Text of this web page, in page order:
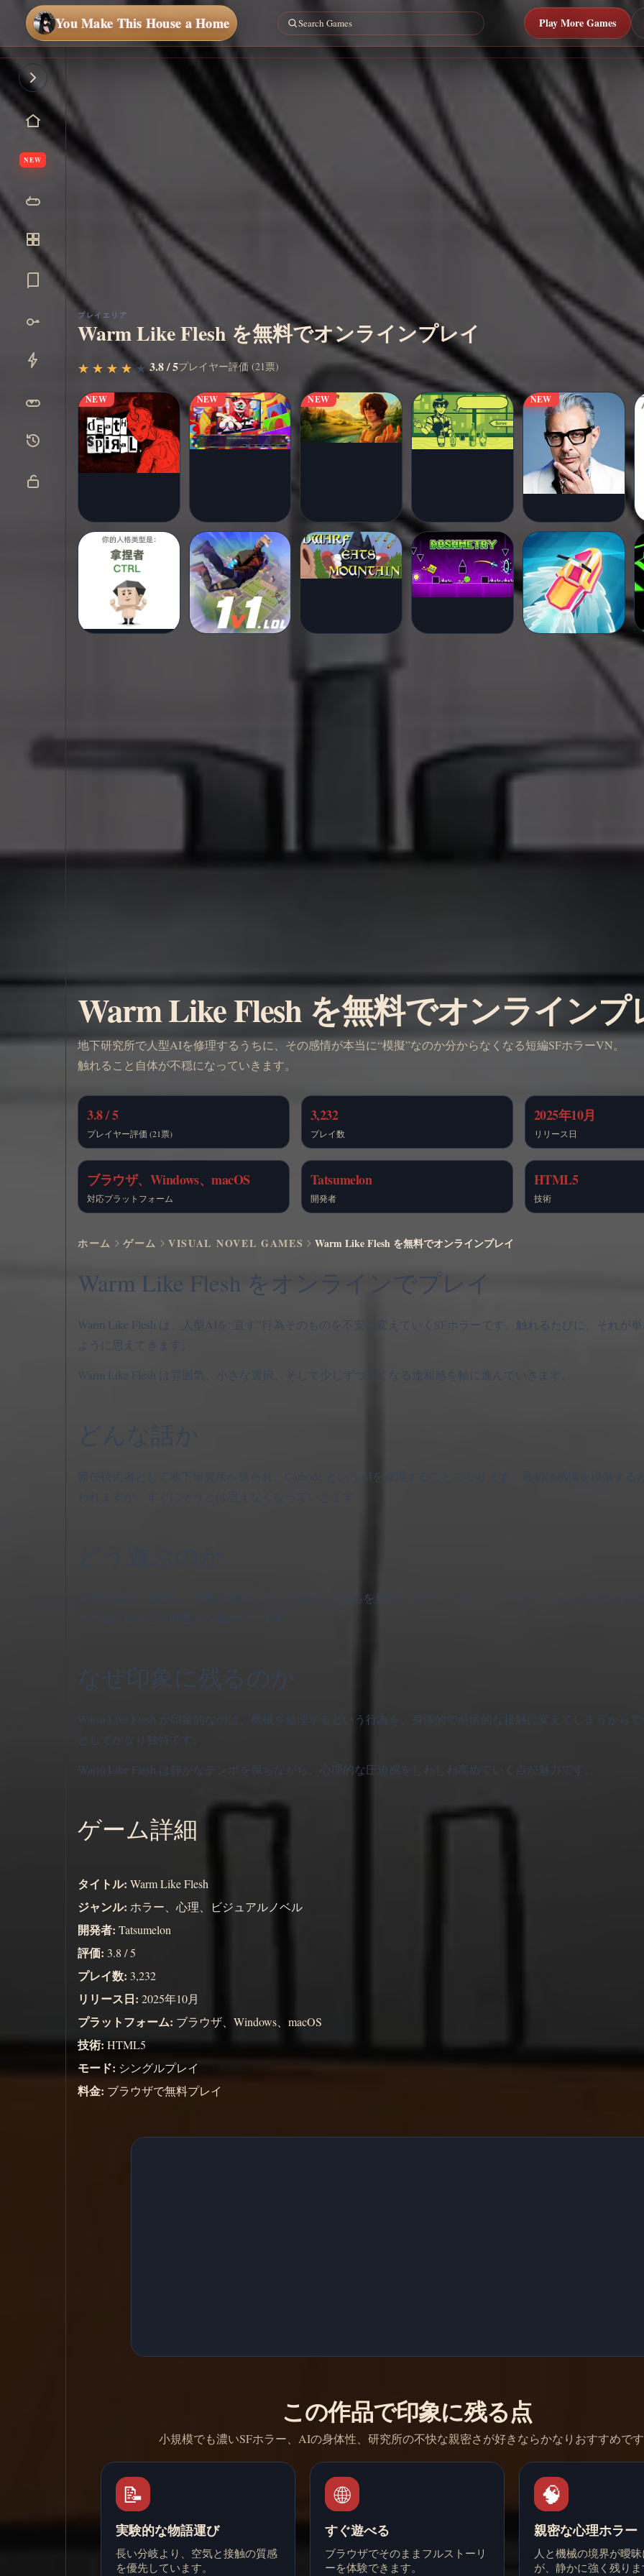
You Make This House a Home Play More Games
NEW
今すぐ
プレイ
プレイエリア
Warm Like Flesh を無料でオンラインプレイ
★
★ ★
★ ★
★ ★
★★
★3.8 / 5プレイヤー評価 (21票)
NEW NEW NEW NEW
Warm Like Flesh を無料でオンラインプ
地下研究所で人型AIを修理するうちに、その感情が本当に“模擬”なのか分からなくなる短編SFホラーVN。
触れること自体が不穏になっていきます。
3.8 / 5
プレイヤー評価 (21票)
3,232
プレイ数
2025年10月
リリース日
ブラウザ、Windows、macOS
対応プラットフォーム
Tatsumelon
開発者
HTML5
技術
ホーム ゲーム VISUAL NOVEL GAMES Warm Like Flesh を無料でオンラインプレイ
Warm Like Flesh をオンラインでプレイ
Warm Like Flesh は、人型AIを“直す”行為そのものを不安に変えていくSFホラーです。触れるたびに、それが
ように思えてきます。
Warm Like Flesh は雰囲気、小さな選択、そして少しずつ強くなる違和感を軸に進んでいきます。
新任技術者として地下研究所へ送られ、Cathode というAIを修理することになります。最初は感情を模倣する
文章を読み、点検し、手順を進めながら Cathode の反応を見ていきます。軽いインタラクションしかありま
なぜ印象に残るのか
Warm Like Flesh が印象的なのは、機械を修理するという行為を、身体的で感情的な接触に変えてしまうから
としてかなり独特です。
Warm Like Flesh は静かなテンポを保ちながら、心理的な圧迫感をじわじわ高めていく点が魅力です。
ゲーム詳細
タイトル: Warm Like Flesh
ジャンル: ホラー、心理、ビジュアルノベル
開発者: Tatsumelon
評価: 3.8 / 5
プレイ数: 3,232
リリース日: 2025年10月
プラットフォーム: ブラウザ、Windows、macOS
技術: HTML5
モード: シングルプレイ
料金: ブラウザで無料プレイ
この作品で印象に残る点
小規模でも濃いSFホラー、AIの身体性、研究所の不快な親密さが好きならかなりおすすめで
📝
実験的な物語運び
長い分岐より、空気と接触の質感
を優先しています。
🌐
すぐ遊べる
ブラウザでそのままフルストーリ
ーを体験できます。
🧠
親密な心理ホラー
人と機械の境界が曖
が、静かに強く残り